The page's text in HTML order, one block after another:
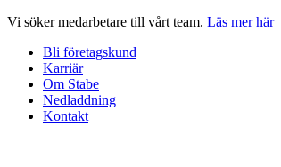
Hoppa
innehåll
Vi söker medarbetare till vårt team. Läs mer här
Bli företagskund
Karriär
Om Stabe
Nedladdning
Kontakt